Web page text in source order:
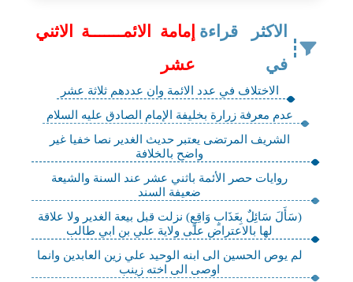
الاكثر قراءة
في
إمامة الائمـــــــة الاثني
عشر
الاختلاف في عدد الائمة وان عددهم ثلاثة عشر
عدم معرفة زرارة بخليفة الإمام الصادق عليه السلام
الشريف المرتضى يعتبر حديث الغدير نصا خفيا غير
واضح بالخلافة
روايات حصر الأئمة باثني عشر عند السنة والشيعة
ضعيفة السند
(سَأَلَ سَائِلٌ بِعَذَابٍ وَاقِعٍ) نزلت قبل بيعة الغدير ولا علاقة
لها بالاعتراض على ولاية علي بن ابي طالب
لم يوص الحسين الى ابنه الوحيد علي زين العابدين وانما
اوصى الى اخته زينب